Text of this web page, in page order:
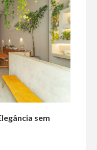
sem